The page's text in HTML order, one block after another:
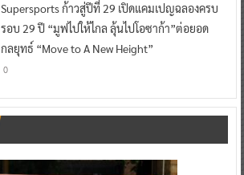
Supersports ก้าวสู่ปีที่ 29 เปิดแคมเปญฉลองครบ
รอบ 29 ปี “มูฟไปให้ไกล ลุ้นไปโอซาก้า”ต่อยอด
กลยุทธ์ “Move to A New Height”
0